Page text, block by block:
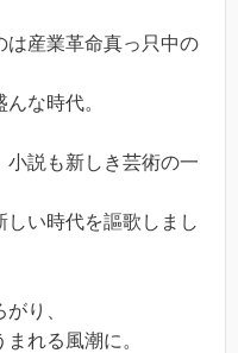
は産業革命真っ只中の
な時代。
小説も新しき芸術の一
しい時代を謳歌しまし
り、
れる風潮に。